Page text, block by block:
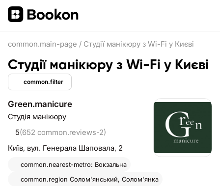
common.main-page / Студії манікюру з Wi-Fi у Києві
Студії манікюру з Wi-Fi у Києві
common.filter
Green.manicure
Студія манікюру
5(652 common.reviews-2)
Київ, вул. Генерала Шаповала, 2
common.nearest-metro: Вокзальна
common.region Солом'янський, Солом'янка